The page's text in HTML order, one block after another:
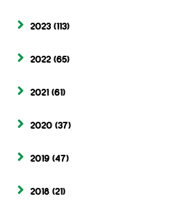
2023 (113)
2022 (65)
2021 (61)
2020 (37)
2019 (47)
2018 (21)